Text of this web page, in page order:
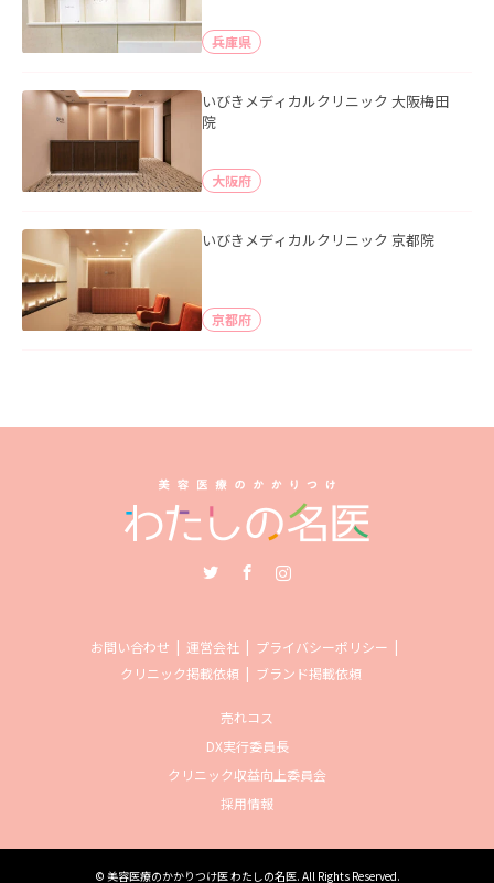
兵庫県
いびきメディカルクリニック 大阪梅田
院
大阪府
いびきメディカルクリニック 京都院
京都府
お問い合わせ 運営会社
プライバシーポリシー
クリニック掲載依頼
ブランド掲載依頼
売れコス
DX実行委員長
クリニック収益向上委員会
採用情報
© 美容医療のかかりつけ医 わたしの名医. All Rights Reserved.